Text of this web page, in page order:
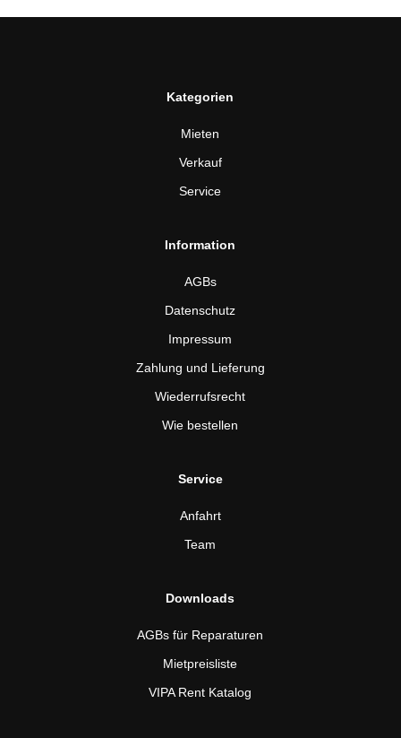
Kategorien
Mieten
Verkauf
Service
Information
AGBs
Datenschutz
Impressum
Zahlung und Lieferung
Wiederrufsrecht
Wie bestellen
Service
Anfahrt
Team
Downloads
AGBs für Reparaturen
Mietpreisliste
VIPA Rent Katalog